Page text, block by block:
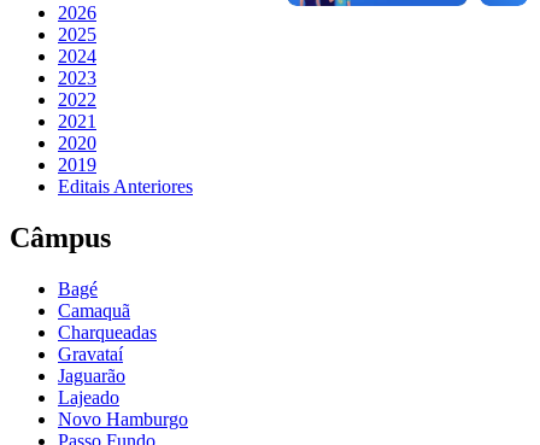
2026
2025
2024
2023
2022
2021
2020
2019
Editais Anteriores
Câmpus
Bagé
Camaquã
Charqueadas
Gravataí
Jaguarão
Lajeado
Novo Hamburgo
Passo Fundo